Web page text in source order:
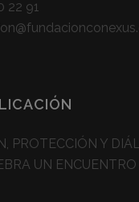
22 91
PROTECCIÓN Y
UN